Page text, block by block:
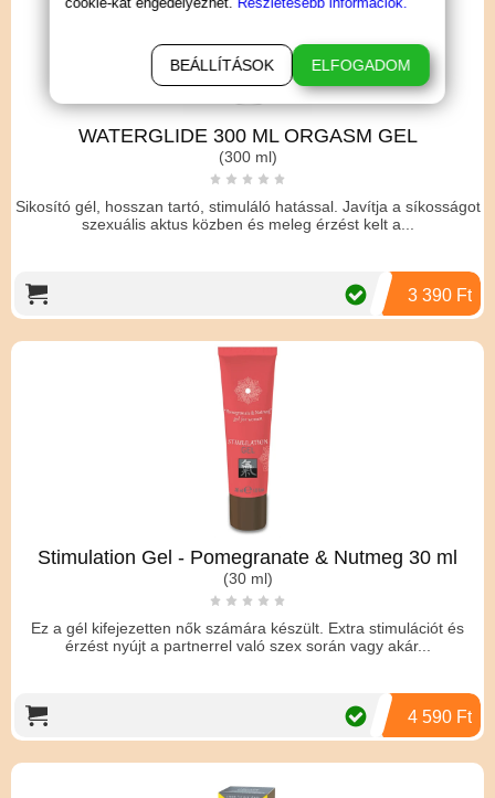
WATERGLIDE 300 ML ORGASM GEL
(300 ml)
Sikosító gél, hosszan tartó, stimuláló hatással. Javítja a síkosságot
szexuális aktus közben és meleg érzést kelt a...
3 390 Ft
Stimulation Gel - Pomegranate & Nutmeg 30 ml
(30 ml)
Ez a gél kifejezetten nők számára készült. Extra stimulációt és
érzést nyújt a partnerrel való szex során vagy akár...
4 590 Ft
BEÁLLÍTÁSOK ELFOGADOM